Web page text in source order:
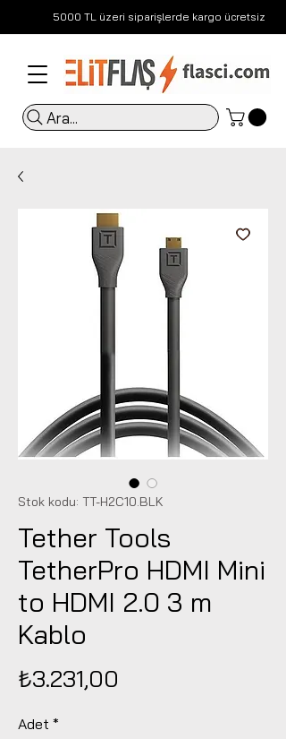
5000 TL üzeri siparişlerde kargo ücretsiz
Ara...
Stok kodu: TT-H2C10.BLK
Tether Tools
TetherPro HDMI Mini
to HDMI 2.0 3 m
Kablo
₺3.231,00
Adet *